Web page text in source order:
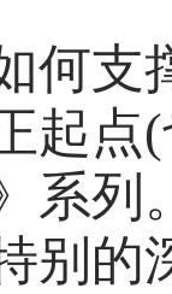
支
起点
系列
别的